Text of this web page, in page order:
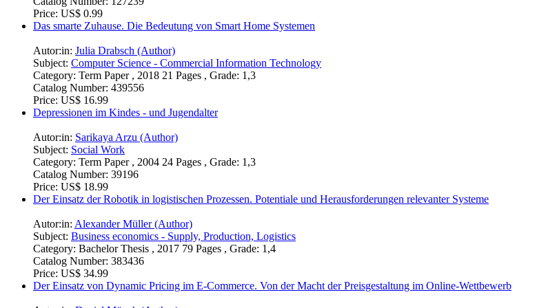
Price: US$ 0.99
Das smarte Zuhause. Die Bedeutung von Smart Home Systemen
Autor:in: Julia Drabsch (Author)
Subject: Computer Science - Commercial Information Technology
Category: Term Paper , 2018 21 Pages , Grade: 1,3
Catalog Number: 439556
Price: US$ 16.99
Depressionen im Kindes - und Jugendalter
Autor:in: Sarikaya Arzu (Author)
Subject: Social Work
Category: Term Paper , 2004 24 Pages , Grade: 1,3
Catalog Number: 39196
Price: US$ 18.99
Der Einsatz der Robotik in logistischen Prozessen. Potentiale und Herausforderungen relevanter Systeme
Autor:in: Alexander Müller (Author)
Subject: Business economics - Supply, Production, Logistics
Category: Bachelor Thesis , 2017 79 Pages , Grade: 1,4
Catalog Number: 383436
Price: US$ 34.99
Der Einsatz von Dynamic Pricing im E-Commerce. Von der Macht der Preisgestaltung im Online-Wettbewerb